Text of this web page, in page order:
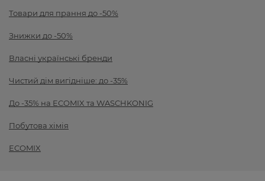
Товари для прання до -50%
Знижки до -50%
Власні українські бренди
Чистий дім вигідніше: до -35%
До -35% на ECOMIX та WASCHKONIG
Побутова хімія
ECOMIX